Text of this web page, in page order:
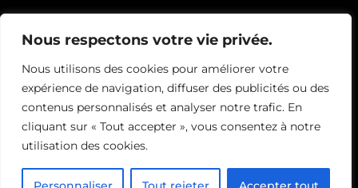
Nous respectons votre vie privée.
Nous utilisons des cookies pour améliorer votre
expérience de navigation, diffuser des publicités ou des
contenus personnalisés et analyser notre trafic. En
cliquant sur « Tout accepter », vous consentez à notre
utilisation des cookies.
Continuer mon inscription